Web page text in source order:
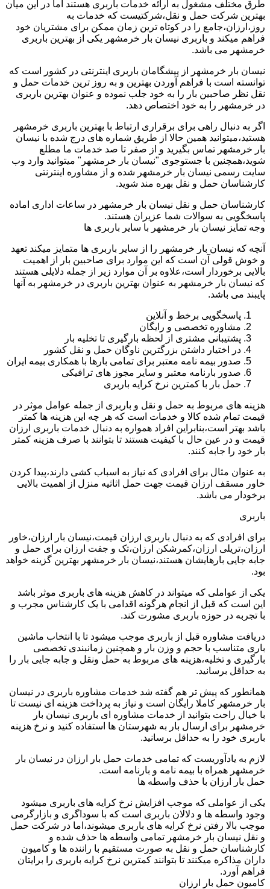
طرق مختلف مشغول به ارائه خدمات باربری هستند اما در این میان
بهترین شرکت حمل و نقل،شرکتیست که خدمات به
روز،ارزان،جامع را در کوتاه ترین زمان ممکن برای مشتریان خود
فراهم میکند و باربری نیسان بار خرمشهر یکی از بهترین باربری
خرمشهر می باشد.
نیسان بار خرمشهر از پیشگامان باربری اینترنتی در کشور است که
توانسته است با فراهم آوردن بهترین و به روز ترین خدمات حمل و
نقل نظر صاحبین بار را به خود جلب نموده و عنوان بهترین باربری
در خرمشهر را به خود اختصاص دهد.
اگر به دنبال راهی برای برقراری ارتباط با بهترین باربری خرمشهر
هستید،میتوانید همین حالا از طریق شماره های درج شده با نیسان
بار خرمشهر تماس بگیرید و از صفر تا صد خدمات ما مطلع
شوید،همچنین با جستوجوی "نیسان بار خرمشهر" میتوانید وارد وب
سایت رسمی نیسان بار خرمشهر شده و از مشاوره اینترنتی
کارشناسان حمل و نقل بهره مند شوید.
کارشناسان حمل و نقل نیسان بار خرمشهر در ساعات اداری اماده
پاسخگویی به سوالات شما عزیران هستند.
وجه تمایز نیسان بار خرمشهر با سایر باربری ها
آنچه که نیسان بار خرمشهر را از سایر باربری ها متمایز میکند تعهد
و خوش قولی آن است که این موارد برای صاحبین بار از اهمیت
بالایی برخوردار است،علاوه بر آن موارد زیر از جمله دلایلی هستند
که نیسان بار خرمشهر به عنوان بهترین باربری در خرمشهر به آنها
پایبند می باشد.
پاسخگویی برخط و آنلاین
مشاوره تخصصی و رایگان
پشتیبانی مشتری از لحظه بارگیری تا تخلیه بار
در اختیار داشتن بزرگترین ناوگان حمل و نقل کشور
صدور بیمه نامه معتبر برای تمامی بارها با همکاری بیمه ایران
صدور بارنامه معتبر و سایر مجوز های ترافیکی
حمل بار با کمترین نرخ کرایه باربری
هزینه های مربوط به حمل و نقل و باربری از جمله عوامل موثر در
قیمت تمام شده کالا و خدمات است که هر چه این هزینه ها کمتر
باشد بهتر است،بنابراین افراد همواره به دنبال خدمات باربری ارزان
قیمت و در عین حال با کیفیت هستند تا بتوانند با صرف هزینه کمتر
بار خود را جابه کنند.
به عنوان مثال برای افرادی که نیاز به اسباب کشی دارند،پیدا کردن
خاور مسقف ارزان قیمت جهت حمل اثاثیه منزل از اهمیت بالایی
برخودار می باشد.
باربری
برای افرادی که به دنبال باربری ارزان قیمت،نیسان بار ارزان،خاور
ارزان،تریلی ارزان،کمرشکن ارزان،تک و جفت ارزان برای حمل و
جابه جایی بارهایشان هستند،نیسان بار خرمشهر بهترین گزینه خواهد
بود.
یکی از عواملی که میتواند در کاهش هزینه های باربری موثر باشد
این است که قبل از انجام هرگونه اقدامی با یک کارشناس مجرب و
با تجربه در حوزه باربری مشورت کند.
دریافت مشاوره قبل از باربری موجب میشود تا با انتخاب ماشین
باری متناسب با حجم و وزن بار و همچنین زمانبندی تخصصی
بارگیری و تخلیه،هزینه های مربوط به حمل ونقل و جابه جایی بار را
به حداقل برسانید.
همانطور که پیش تر هم گفته شد خدمات مشاوره باربری در نیسان
بار خرمشهر کاملا رایگان است و نیاز به پرداخت هزینه ای نیست تا
با خیال راحت بتوانید از خدمات مشاوره ای باربری نیسان بار
خرمشهر برای ارسال بار به شهرستان ها استفاده کنید و نرخ هزینه
باربری خود را به حداقل برسانید.
لازم به یادآوریست که تمامی خدمات حمل بار ارزان در نیسان بار
خرمشهر همراه با بیمه نامه و بارنامه است.
حمل بار ارزان با حذف واسطه ها
یکی از عواملی که موجب افزایش نرخ کرایه های باربری میشود
وجود واسطه ها و دلالان باربری است که با سوداگری و بازارگرمی
موجب بالا رفتن نرخ کرایه های باربری میشوند،اما در شرکت حمل
و نقل نیسان بار خرمشهر تمامی واسطه ها حذف شده و
کارشناسان حمل و نقل به صورت مستقیم با راننده ها و کامیون
داران مذاکره میکنند تا بتوانند کمترین نرخ کرایه باربری را برایتان
فراهم آورد.
کامیون حمل بار ارزان